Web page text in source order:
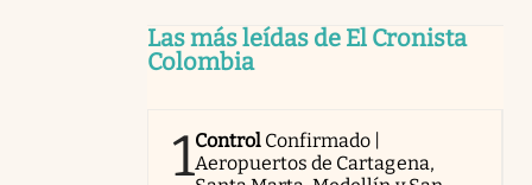
Las más leídas de El Cronista
Colombia
1Control Confirmado |
Aeropuertos de Cartagena,